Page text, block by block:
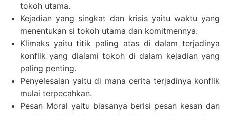
tokoh utama.
Kejadian yang singkat dan krisis yaitu waktu yang
menentukan si tokoh utama dan komitmennya.
Klimaks yaitu titik paling atas di dalam terjadinya
konflik yang dialami tokoh di dalam kejadian yang
paling penting.
Penyelesaian yaitu di mana cerita terjadinya konflik
mulai terpecahkan.
Pesan Moral yaitu biasanya berisi pesan kesan dan